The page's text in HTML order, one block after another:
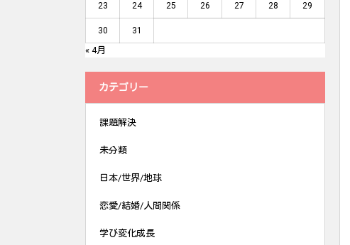
23 24 25 26 27 28 29
30 31
« 4月
カテゴリー
課題解決
未分類
日本/世界/地球
恋愛/結婚/人間関係
学び変化成長